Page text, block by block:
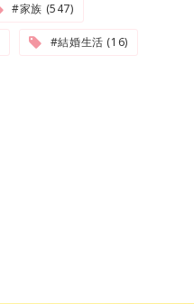
#家族 (547)
#結婚生活 (16)